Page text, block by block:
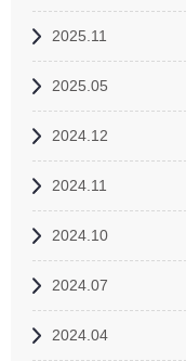
2025.11
2025.05
2024.12
2024.11
2024.10
2024.07
2024.04